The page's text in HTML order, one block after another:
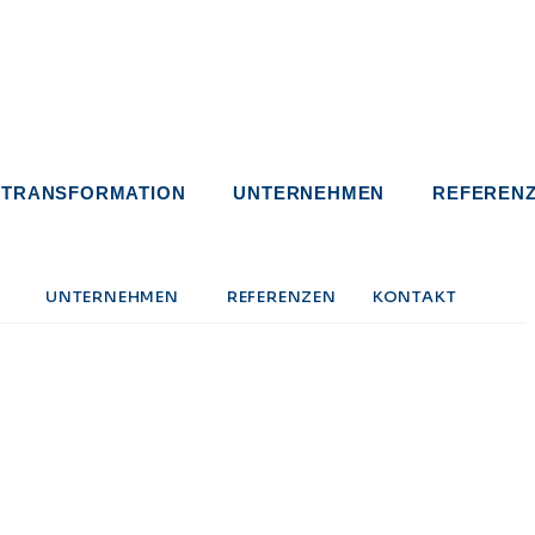
UNTERNEHMEN
UNTERNEHMEN REFERENZEN KONTAKT